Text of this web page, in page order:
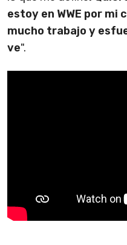
estoy en WWE por
mucho trabajo y
ve".